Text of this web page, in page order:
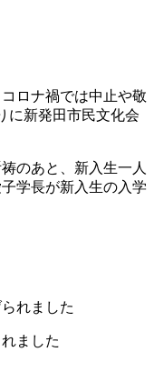
ロナ禍では中止や敬
に新発田市民文化会
のあと、新入生一人
学長が新入生の入学
ました